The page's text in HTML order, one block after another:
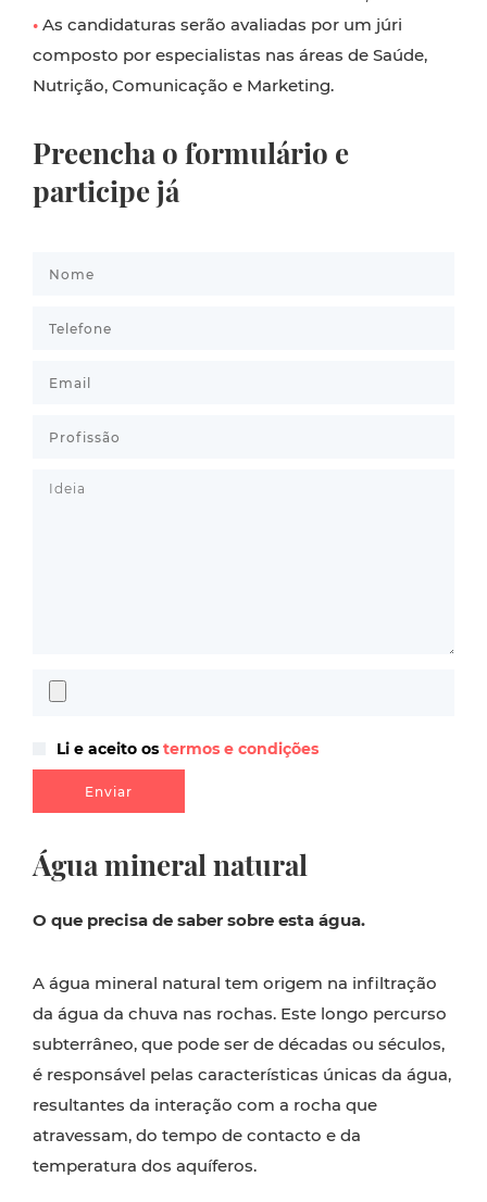
• As candidaturas serão avaliadas por um júri
composto por especialistas nas áreas de Saúde,
Nutrição, Comunicação e Marketing.
Preencha o formulário e
participe já
Li e aceito os termos e condições
Água mineral natural
O que precisa de saber sobre esta água.
A água mineral natural tem origem na infiltração
da água da chuva nas rochas. Este longo percurso
subterrâneo, que pode ser de décadas ou séculos,
é responsável pelas características únicas da água,
resultantes da interação com a rocha que
atravessam, do tempo de contacto e da
temperatura dos aquíferos.